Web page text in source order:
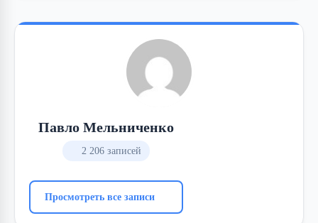
Павло Мельниченко
2 206 записей
Просмотреть все записи